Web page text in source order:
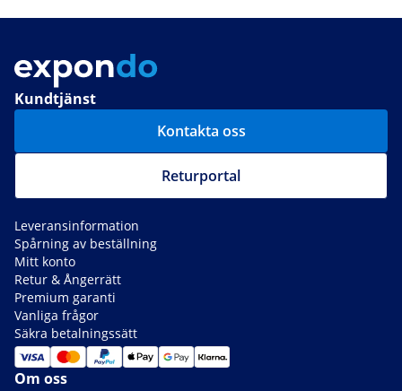
Kundtjänst
Kontakta oss
Returportal
Leveransinformation
Spårning av beställning
Mitt konto
Retur & Ångerrätt
Premium garanti
Vanliga frågor
Säkra betalningssätt
Om oss